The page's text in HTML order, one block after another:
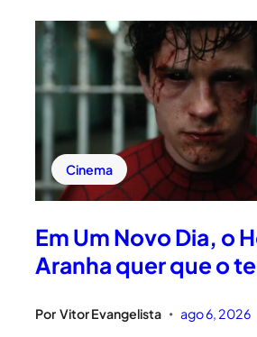
Cinema
Em Um Novo Dia, o
Aranha quer que o
Por Vitor Evangelista • ago 6, 2026